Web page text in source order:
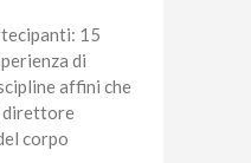
15
di
affini che
direttore
corpo